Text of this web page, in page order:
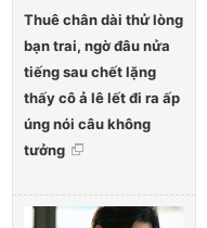
Thuê chân dài thử lòng
bạn trai, ngờ đâu nửa
tiếng sau chết lặng
thấy cô ả lê lết đi ra ấp
úng nói câu không
tưởng